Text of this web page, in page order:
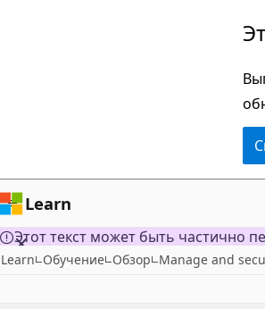
Learn
Этот текст может быть частично
Learn Обучение Обзор Manage and